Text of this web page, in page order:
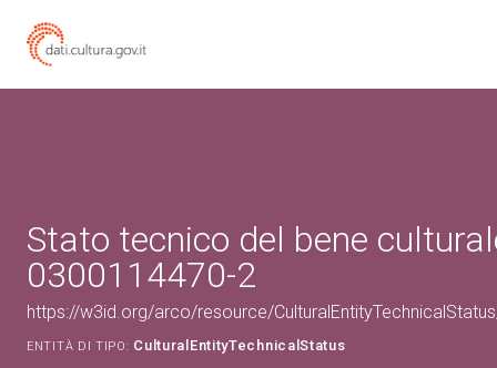
Stato tecnico del bene
0300114470-2
https://w3id.org/arco/resource/
ENTITÀ DI TIPO: CulturalEntityTechnicalStatus